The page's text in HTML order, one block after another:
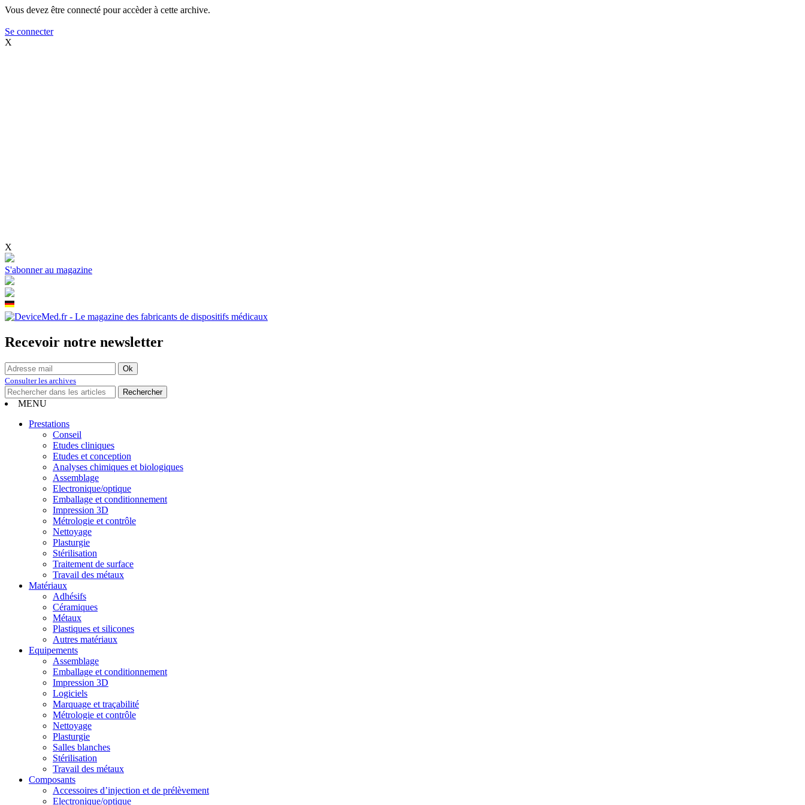
Vous devez être connecté pour accèder à cette archive.
Se connecter
X
X
S'abonner au magazine
Recevoir notre newsletter
Consulter les archives
MENU
Prestations
Conseil
Etudes cliniques
Etudes et conception
Analyses chimiques et biologiques
Assemblage
Electronique/optique
Emballage et conditionnement
Impression 3D
Métrologie et contrôle
Nettoyage
Plasturgie
Stérilisation
Traitement de surface
Travail des métaux
Matériaux
Adhésifs
Céramiques
Métaux
Plastiques et silicones
Autres matériaux
Equipements
Assemblage
Emballage et conditionnement
Impression 3D
Logiciels
Marquage et traçabilité
Métrologie et contrôle
Nettoyage
Plasturgie
Salles blanches
Stérilisation
Travail des métaux
Composants
Accessoires d’injection et de prélèvement
Electronique/optique